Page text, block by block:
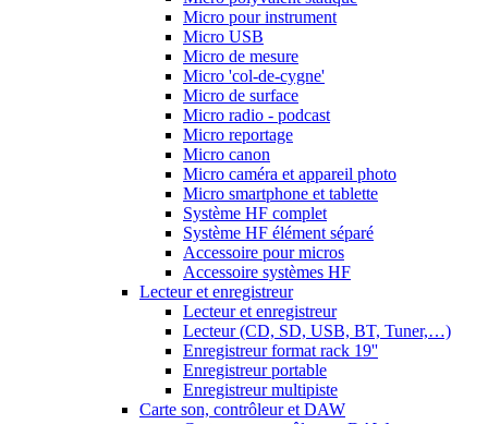
Micro pour instrument
Micro USB
Micro de mesure
Micro 'col-de-cygne'
Micro de surface
Micro radio - podcast
Micro reportage
Micro canon
Micro caméra et appareil photo
Micro smartphone et tablette
Système HF complet
Système HF élément séparé
Accessoire pour micros
Accessoire systèmes HF
Lecteur et enregistreur
Lecteur et enregistreur
Lecteur (CD, SD, USB, BT, Tuner,…)
Enregistreur format rack 19''
Enregistreur portable
Enregistreur multipiste
Carte son, contrôleur et DAW